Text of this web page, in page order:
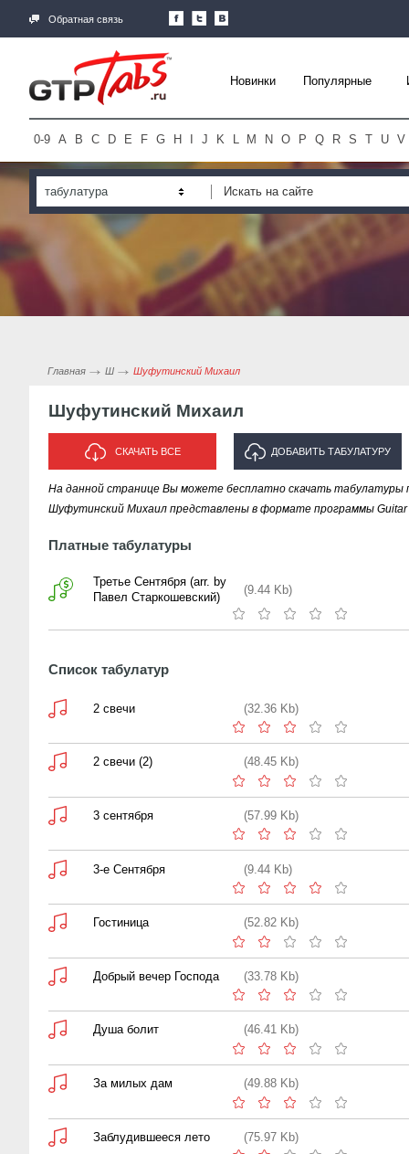
Обратная связь
Новинки Популярные
0-9 A B C D E F G H J K L M N O P Q R S T U V
табулатура
Главная Ш Шуфутинский Михаил
Шуфутинский Михаил
СКАЧАТЬ ВСЕ ДОБАВИТЬ ТАБУЛАТУРУ
ИСПОЛНИТЕЛЯ "ШУФУТИНСКИЙ
На данной странице Вы можете бесплатно скачать
Шуфутинский Михаил представлены в формате программы Guitar
Платные табулатуры
Третье Сентября (arr. by
Павел Старкошевский)
(9.44 Kb)
Список табулатур
2 свечи (32.36 Kb)
2 свечи (2) (48.45 Kb)
3 сентября (57.99 Kb)
3-е Сентября (9.44 Kb)
Гостиница (52.82 Kb)
Добрый вечер Господа (33.78 Kb)
Душа болит (46.41 Kb)
За милых дам (49.88 Kb)
Заблудившееся лето (75.97 Kb)